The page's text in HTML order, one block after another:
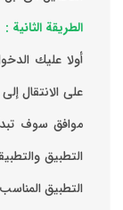
الطريقة الثانية :
‏أولا عليك
على الانتقال
موافق ‏سوف
التطبيق
التطبيق